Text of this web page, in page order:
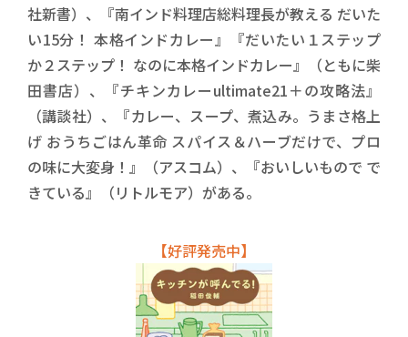
社新書）、『南インド料理店総料理長が教える だいた
い15分！ 本格インドカレー』『だいたい１ステップ
か２ステップ！ なのに本格インドカレー』（ともに柴
田書店）、『チキンカレーultimate21＋の攻略法』
（講談社）、『カレー、スープ、煮込み。うまさ格上
げ おうちごはん革命 スパイス＆ハーブだけで、プロ
の味に大変身！』（アスコム）、『おいしいもので で
きている』（リトルモア）がある。
【好評発売中】